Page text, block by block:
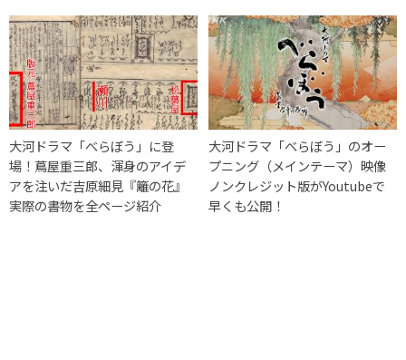
大河ドラマ「べらぼう」に登
場！蔦屋重三郎、渾身のアイデ
アを注いだ吉原細見『籬の花』
実際の書物を全ページ紹介
大河ドラマ「べらぼう」のオー
プニング（メインテーマ）映像
ノンクレジット版がYoutubeで
早くも公開！